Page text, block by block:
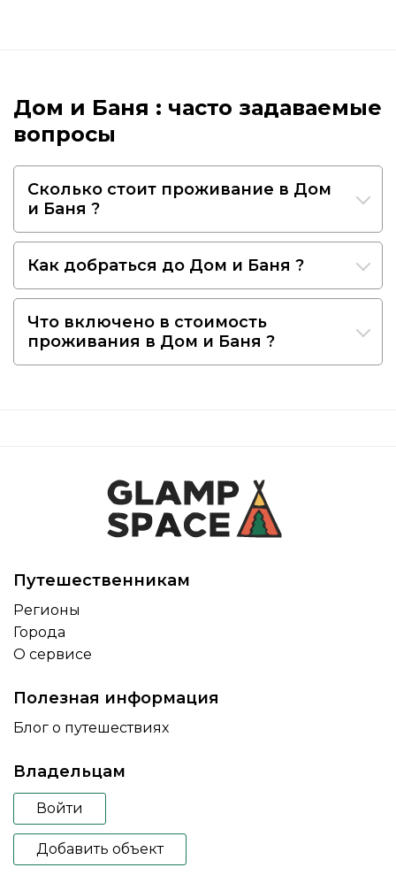
Дом и Баня : часто задаваемые
вопросы
Сколько стоит проживание в Дом
и Баня ?
Как добраться до Дом и Баня ?
Что включено в стоимость
проживания в Дом и Баня ?
Путешественникам
Регионы
Города
О сервисе
Полезная информация
Блог о путешествиях
Владельцам
Войти
Добавить объект